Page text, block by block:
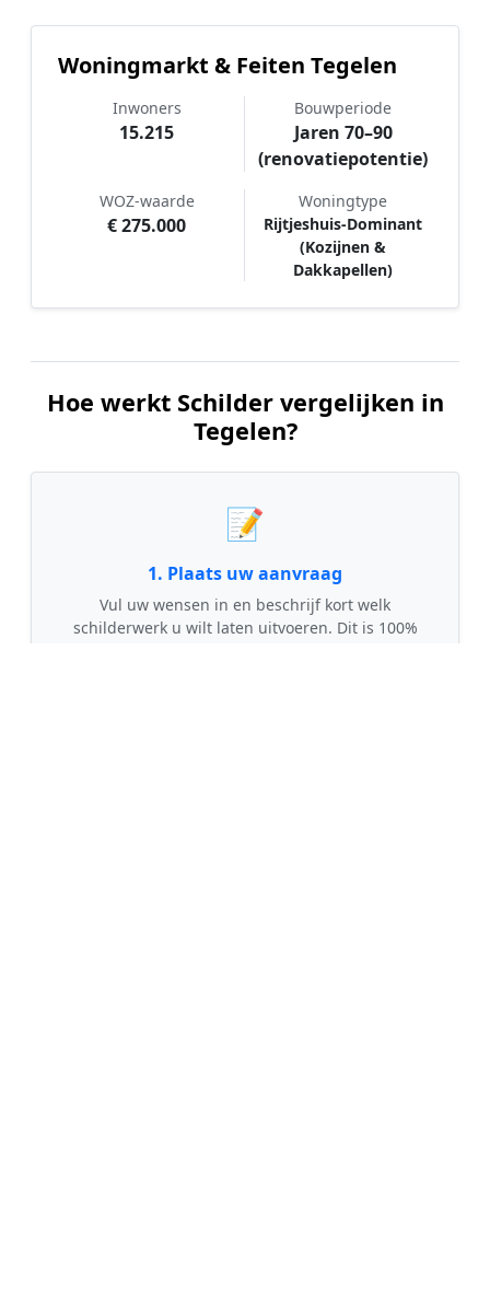
Woningmarkt & Feiten Tegelen
Inwoners
15.215
Bouwperiode
Jaren 70–90
(renovatiepotentie)
WOZ-waarde
€ 275.000
Woningtype
Rijtjeshuis-Dominant
(Kozijnen &
Dakkapellen)
Hoe werkt Schilder vergelijken in
Tegelen?
📝
1. Plaats uw aanvraag
Vul uw wensen in en beschrijf kort welk
schilderwerk u wilt laten uitvoeren. Dit is 100%